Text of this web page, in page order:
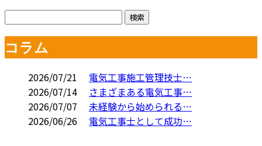
コラム
2026/07/21
電気工事施工管理技士…
2026/07/14
さまざまある電気工事…
2026/07/07
未経験から始められる…
2026/06/26
電気工事士として成功…